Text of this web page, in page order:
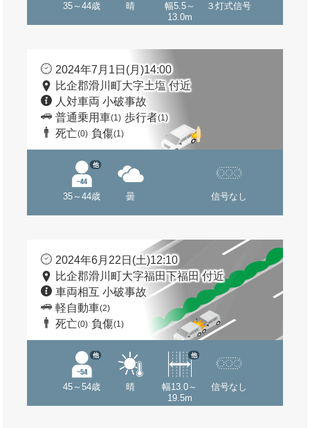
35～44歳 晴
幅5.5～
13.0m
３灯式信号
2024年7月1日(月)14:00
比企郡滑川町大字土塩 付近
人対車両 小破事故
普通乗用車(1) 歩行者(1)
死亡(0) 負傷(1)
35～44歳
他
曇 信号なし
2024年6月22日(土)12:10
比企郡滑川町大字福田下福田 付近
車両相互 小破事故
軽自動車(2)
死亡(0) 負傷(1)
45～54歳
他
晴
幅13.0～
19.5m
他
信号なし